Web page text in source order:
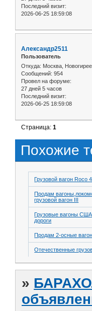
Последний визит:
2026-06-25 18:59:08
Александр2511
Пользователь
Откуда: Москва,
Сообщений: 954
Провел на форуме:
27 дней 5 часов
Последний визит:
2026-06-25 18:59:08
Страница:1
Похожие
Грузовой вагон Roco
Продам
грузовой вагон III
Грузовые вагоны
дороги
Продам 2-осные
Отечественные
»